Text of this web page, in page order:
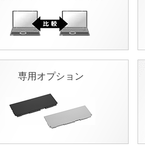
専用オプション